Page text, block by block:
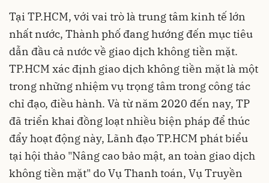
Tại TP.HCM, với vai trò là trung tâm kinh tế lớn
nhất nước, Thành phố đang hướng đến mục tiêu
dẫn đầu cả nước về giao dịch không tiền mặt.
TP.HCM xác định giao dịch không tiền mặt là một
trong những nhiệm vụ trọng tâm trong công tác
chỉ đạo, điều hành. Và từ năm 2020 đến nay, TP
đã triển khai đồng loạt nhiều biện pháp để thúc
đẩy hoạt động này, Lãnh đạo TP.HCM phát biểu
tại hội thảo "Nâng cao bảo mật, an toàn giao dịch
không tiền mặt" do Vụ Thanh toán, Vụ Truyền